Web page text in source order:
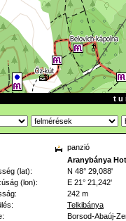
t u
panzió
Aranybánya
(lat):
N 48° 29,088'
(lon):
E 21° 21,242'
242 m
Telkibánya
Borsod-Abaúj-